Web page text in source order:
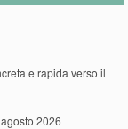
e rapida verso il
2026